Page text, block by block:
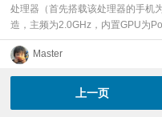
处理器（首先搭载该处理器的手机
造，主频为2.0GHz，内置GPU为
Master
上一页